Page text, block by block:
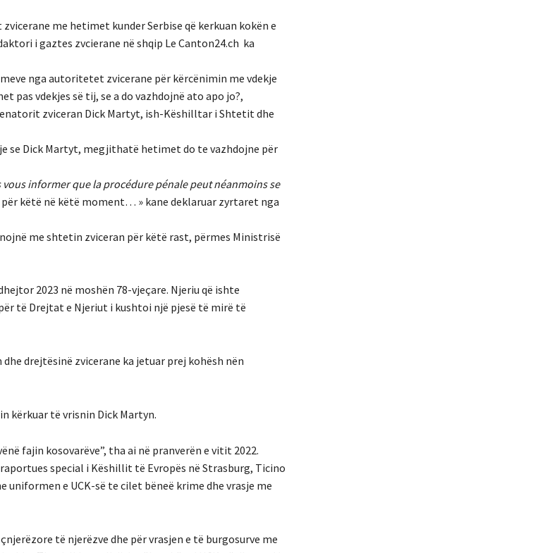
me hetimet kunder Serbise që kerkuan kokën e
i gaztes zvcierane në shqip Le Canton24.ch ka
nga autoritetet zvicerane për kërcënimin me vdekje
pas vdekjes së tij, se a do vazhdojnë ato apo jo?,
zviceran Dick Martyt, ish-Këshilltar i Shtetit dhe
se Dick Martyt, megjithatë hetimet do te vazhdojne për
vous informer que la procédure pénale peut néanmoins se
këtë në këtë moment… » kane deklaruar zyrtaret nga
me shtetin zviceran për këtë rast, përmes Ministrisë
2023 në moshën 78-vjeçare. Njeriu që ishte
të Drejtat e Njeriut i kushtoi një pjesë të mirë të
drejtësinë zvicerane ka jetuar prej kohësh nën
kërkuar të vrisnin Dick Martyn.
fajin kosovarëve”, tha ai në pranverën e vitit 2022.
special i Këshillit të Evropës në Strasburg, Ticino
e UCK-së te cilet bëneë krime dhe vrasje me
të njerëzve dhe për vrasjen e të burgosurve me